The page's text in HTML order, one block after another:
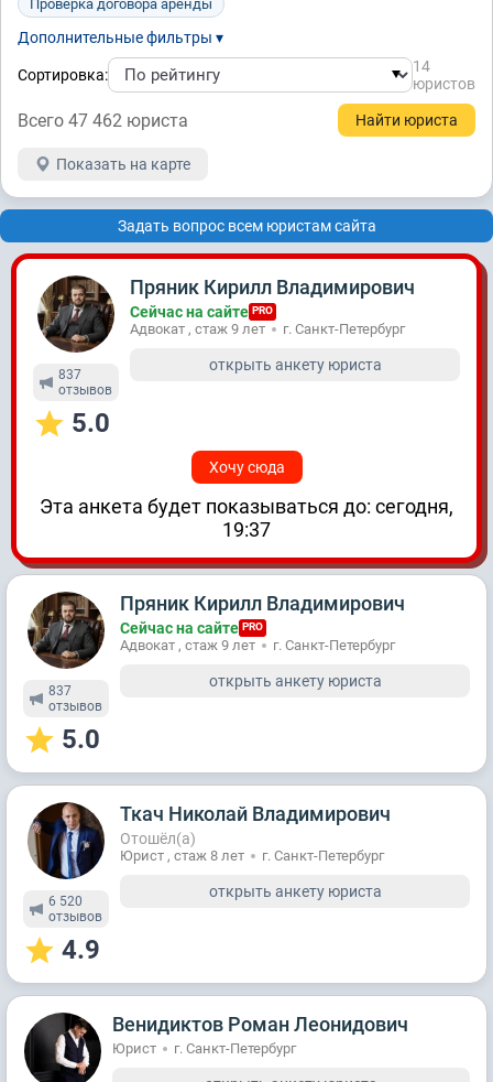
Проверка договора аренды
Дополнительные фильтры ▾
Сортировка:
14
юристов
Всего 47 462 юристa
Показать на карте
Задать вопрос всем юристам сайта
837
отзывов
5.0
Пряник Кирилл Владимирович
Сейчас на сайте PRO
Адвокат , стаж 9 лет г. Санкт-Петербург
открыть анкету юриста
Хочу сюда
Эта анкета будет показываться до: сегодня,
19:37
837
отзывов
5.0
Пряник Кирилл Владимирович
Сейчас на сайте PRO
Адвокат , стаж 9 лет г. Санкт-Петербург
открыть анкету юриста
6 520
отзывов
4.9
Ткач Николай Владимирович
Отошёл(а)
Юрист , стаж 8 лет г. Санкт-Петербург
открыть анкету юриста
Венидиктов Роман Леонидович
Юрист г. Санкт-Петербург